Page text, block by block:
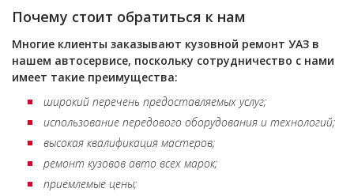
Почему стоит обратиться к нам
Многие клиенты заказывают кузовной ремонт УАЗ в
нашем автосервисе, поскольку сотрудничество с нами
имеет такие преимущества:
широкий перечень предоставляемых услуг;
использование передового оборудования и технологий;
высокая квалификация мастеров;
ремонт кузовов авто всех марок;
приемлемые цены;